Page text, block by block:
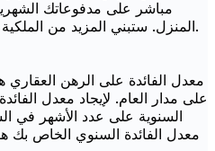
مباشر على مدفوعاتك
المنزل. ستبني المزيد من الملكية في عقارك مع انخفاض الرصيد.
معدل الفائدة على الرهن
على مدار العام. لإيجاد معدل
السنوية على عدد الأشهر في